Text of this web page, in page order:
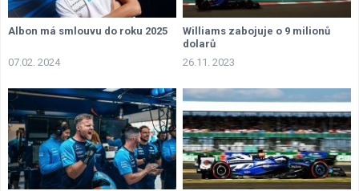
Albon má smlouvu do roku 2025
07.02. 2024
Williams zabojuje o 9 milionů
dolarů
26.11. 2023